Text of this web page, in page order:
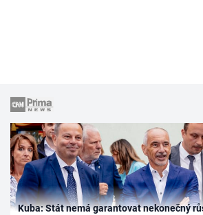
Kuba: Stát nemá garantovat nekonečný